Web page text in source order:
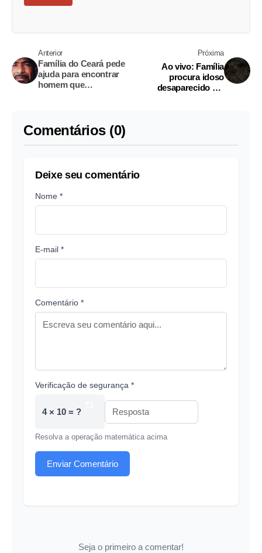
Anterior
Família do Ceará pede
ajuda para encontrar
homem que
Próxima
Ao vivo: Família
procura idoso
desaparecido em
Comentários (0)
Deixe seu comentário
Nome *
E-mail *
Comentário *
Verificação de segurança *
4 × 10 = ?
Resolva a operação matemática acima
Enviar Comentário
Seja o primeiro a comentar!